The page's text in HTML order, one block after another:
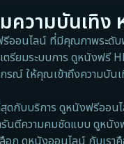
ความบันเทิง
อนไลน์ ที่มีคุณภาพระดับ
ตรียมระบบการ ดูหนังฟ
ณ์ ให้คุณเข้าถึงความบันเ
กับบริการ ดูหนังฟรีออน
นตีความคมชัดแบบ ดูหนัง